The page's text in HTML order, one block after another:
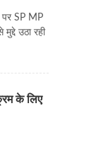
पर SP MP
उठा रही
के लिए